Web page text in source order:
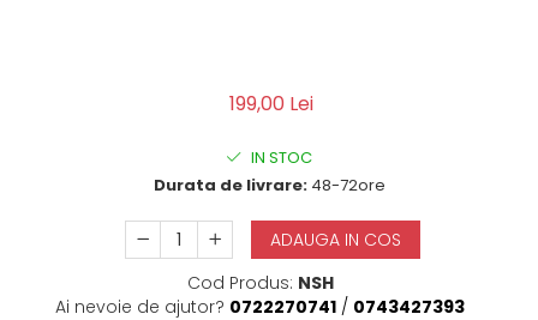
199,00 Lei
IN STOC
Durata de livrare:48-72ore
ADAUGA IN COS
Cod Produs: NSH
Ai nevoie de ajutor? 0722270741 / 0743427393